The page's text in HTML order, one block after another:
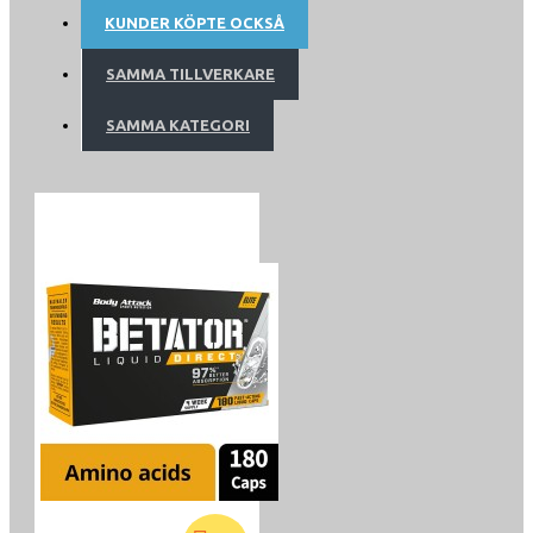
Balanserad energi
Vi har vetat sedan urminnes tider att en hälsosam livsstil
bygger på rätt kost och träning. Faktum är att sport som
utövas konstant påverkar ett brett spektrum av
det är möjligt, förhindras. Detta beror på att den
aerobiska ämnesomsättningen ökar under träning, vilket
ökar produktionen av fria radikaler.
Vad är fria radikaler?
Det mesta av det syre som finns i vår kropp binder till
väte och bildar vattenmolekyler (H 2 O). Men vissa
syreatomer, under de olika stadierna av deras transport,
förlorar elektroner, av denna anledning blir de instabila
KUNDER KÖPTE OCKSÅ
SAMMA TILLVERKARE
SAMMA KATEGORI